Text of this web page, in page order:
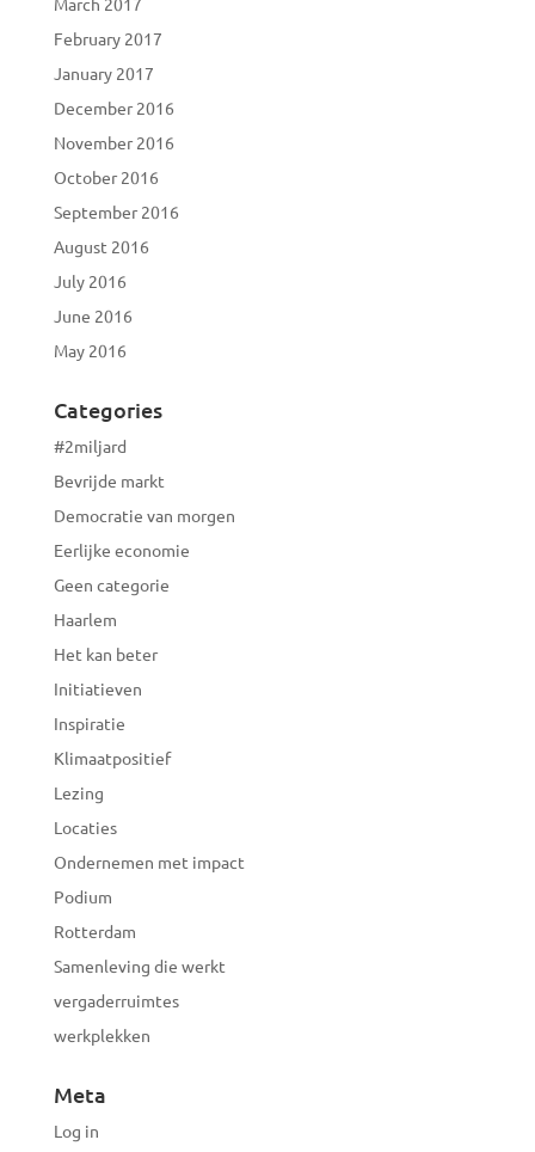
February 2017
January 2017
December 2016
November 2016
October 2016
September 2016
August 2016
July 2016
June 2016
May 2016
Categories
#2miljard
Bevrijde markt
Democratie van morgen
Eerlijke economie
Geen categorie
Haarlem
Het kan beter
Initiatieven
Inspiratie
Klimaatpositief
Lezing
Locaties
Ondernemen met impact
Podium
Rotterdam
Samenleving die werkt
vergaderruimtes
werkplekken
Meta
Log in